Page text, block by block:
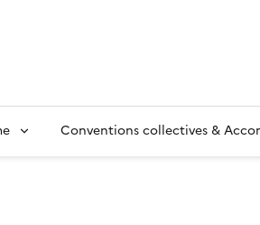
Conventions collectives &